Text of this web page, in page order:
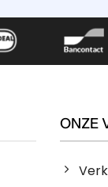
ONZE